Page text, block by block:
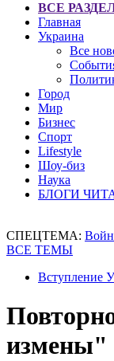
ВСЕ
Главная
Украина
Все
Город
Мир
Бизнес
Спорт
Lifestyle
Шоу-биз
Наука
БЛОГИ
СПЕЦТЕМА:
ВСЕ ТЕМЫ
Вступление
измены"